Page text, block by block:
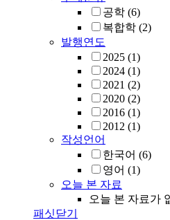
공학 (6)
복합학 (2)
발행연도
2025 (1)
2024 (1)
2021 (2)
2020 (2)
2016 (1)
2012 (1)
작성언어
한국어 (6)
영어 (1)
오늘 본 자료
오늘 본 자료가
패싯닫기